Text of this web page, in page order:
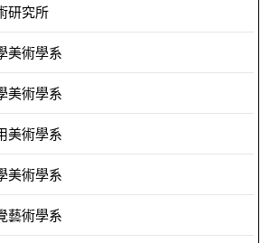
研究所
美術學系
美術學系
美術學系
美術學系
藝術學系